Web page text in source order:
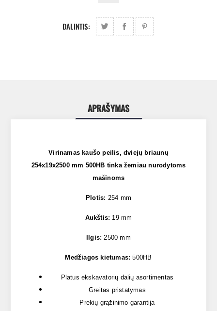
DALINTIS:
APRAŠYMAS
Virinamas kaušo peilis, dviejų briaunų
254x19x2500 mm 500HB tinka žemiau nurodytoms
mašinoms
Plotis: 254 mm
Aukštis: 19 mm
Ilgis: 2500 mm
Medžiagos kietumas: 500HB
Platus ekskavatorių dalių asortimentas
Greitas pristatymas
Prekių grąžinimo garantija